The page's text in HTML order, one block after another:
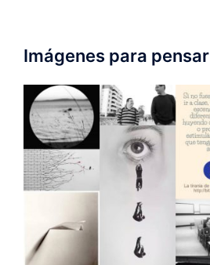
Imágenes para pensar